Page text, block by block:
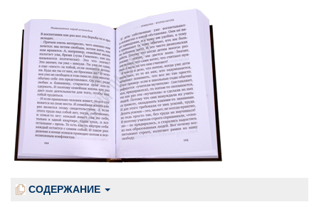
СОДЕРЖАНИЕ